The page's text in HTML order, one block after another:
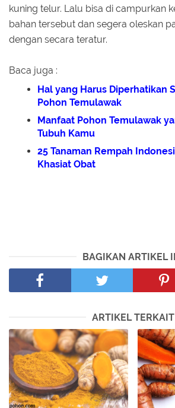
kuning telur. Lalu bisa di campurkan
bahan tersebut dan segera oleskan
dengan secara teratur.
Baca juga :
Hal yang Harus Diperhatikan
Pohon Temulawak
Manfaat Pohon Temulawak
Tubuh Kamu
25 Tanaman Rempah
Khasiat Obat
BAGIKAN ARTIKEL
ARTIKEL TERKAIT